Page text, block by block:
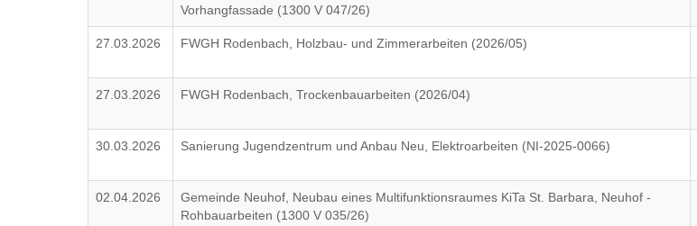
Vorhangfassade (1300 V 047/26)
27.03.2026 FWGH Rodenbach, Holzbau- und Zimmerarbeiten (2026/05)
27.03.2026 FWGH Rodenbach, Trockenbauarbeiten (2026/04)
30.03.2026 Sanierung Jugendzentrum und Anbau Neu, Elektroarbeiten (NI-2025-0066)
02.04.2026
Gemeinde Neuhof, Neubau eines Multifunktionsraumes KiTa St. Barbara, Neuhof -
Rohbauarbeiten (1300 V 035/26)